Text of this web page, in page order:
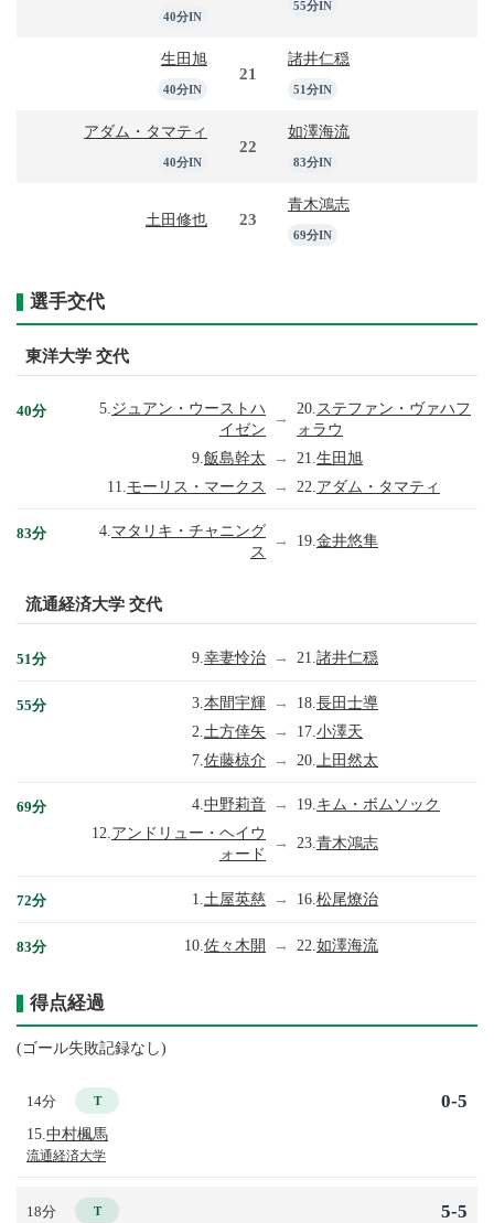
40分IN
55分IN
生田旭
40分IN
21
諸井仁穏
51分IN
アダム・タマティ
40分IN
22
如澤海流
83分IN
土田修也 23
青木鴻志
69分IN
選手交代
東洋大学 交代
40分 5. ジュアン・ウーストハ
イゼン
→
20. ステファン・ヴァハフ
ォラウ
9. 飯島幹太 → 21. 生田旭
11. モーリス・マークス → 22. アダム・タマティ
83分 4. マタリキ・チャニング
ス
→ 19.金井悠隼
流通経済大学 交代
51分 9. 幸妻怜治 → 21. 諸井仁穏
55分 3. 本間宇輝 → 18. 長田士導
2. 土方倖矢 → 17. 小澤天
7. 佐藤椋介 → 20. 上田然太
69分 4. 中野莉音 → 19. キム・ボムソック
12. アンドリュー・ヘイウ
ォード
→ 23.青木鴻志
72分 1. 土屋英慈 → 16. 松尾燎治
83分 10. 佐々木開 → 22. 如澤海流
得点経過
(ゴール失敗記録なし)
14分 T
15. 中村楓馬
流通経済大学
0-5
18分 T 5-5